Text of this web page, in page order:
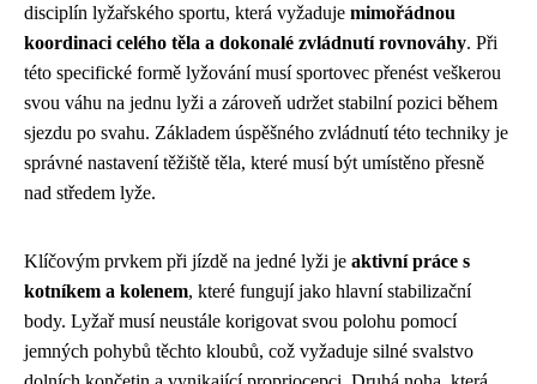
disciplín lyžařského sportu, která vyžaduje mimořádnou
koordinaci celého těla a dokonalé zvládnutí rovnováhy. Při
této specifické formě lyžování musí sportovec přenést veškerou
svou váhu na jednu lyži a zároveň udržet stabilní pozici během
sjezdu po svahu. Základem úspěšného zvládnutí této techniky je
správné nastavení těžiště těla, které musí být umístěno přesně
nad středem lyže.
Klíčovým prvkem při jízdě na jedné lyži je aktivní práce s
kotníkem a kolenem, které fungují jako hlavní stabilizační
body. Lyžař musí neustále korigovat svou polohu pomocí
jemných pohybů těchto kloubů, což vyžaduje silné svalstvo